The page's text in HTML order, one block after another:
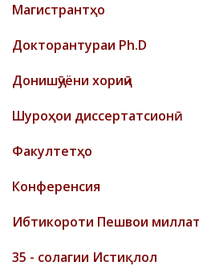
Магистрантҳо
Докторантураи Ph.D
Донишҷӯёни хориҷӣ
Шyроҳои диссертатсионӣ
Факултетҳо
Конференсия
Ибтикороти Пешвои миллат
35 - солагии Истиқлол